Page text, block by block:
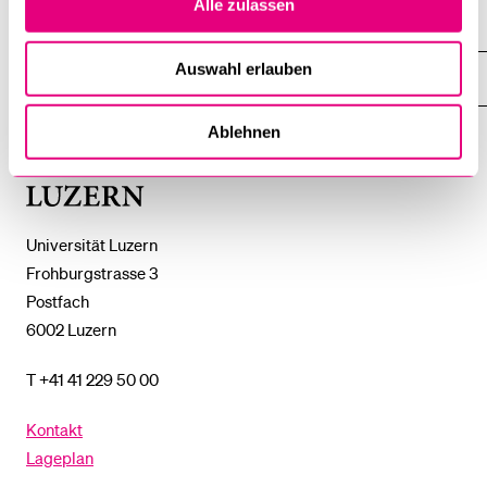
Alle zulassen
Auswahl erlauben
Ablehnen
Universität
Universität Luzern
Frohburgstrasse 3
Postfach
6002 Luzern
T +41 41 229 50 00
Kontakt
Lageplan
ZEIGE
DAS
ZEIGE
DAS